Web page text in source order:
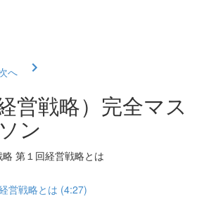
へ
営戦略）完全マス
ン
第１回経営戦略とは
営戦略とは (4:27)